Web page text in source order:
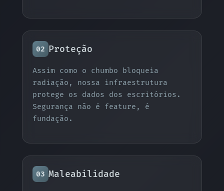
02 Proteção
Assim como o chumbo bloqueia
radiação, nossa infraestrutura
protege os dados dos escritórios.
Segurança não é feature, é
fundação.
03 Maleabilidade